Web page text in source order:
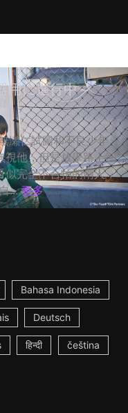
用に進行中～
瀬仁試圖和不良少年
視他，但是放學路上卻
似完全不合拍的兩人，
... 更多
Bahasa Indonesia
Deutsch
हिन्दी čeština